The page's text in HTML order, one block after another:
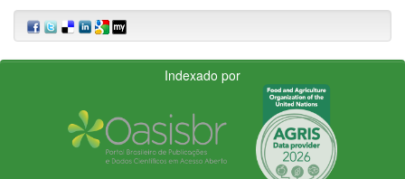
Indexado por